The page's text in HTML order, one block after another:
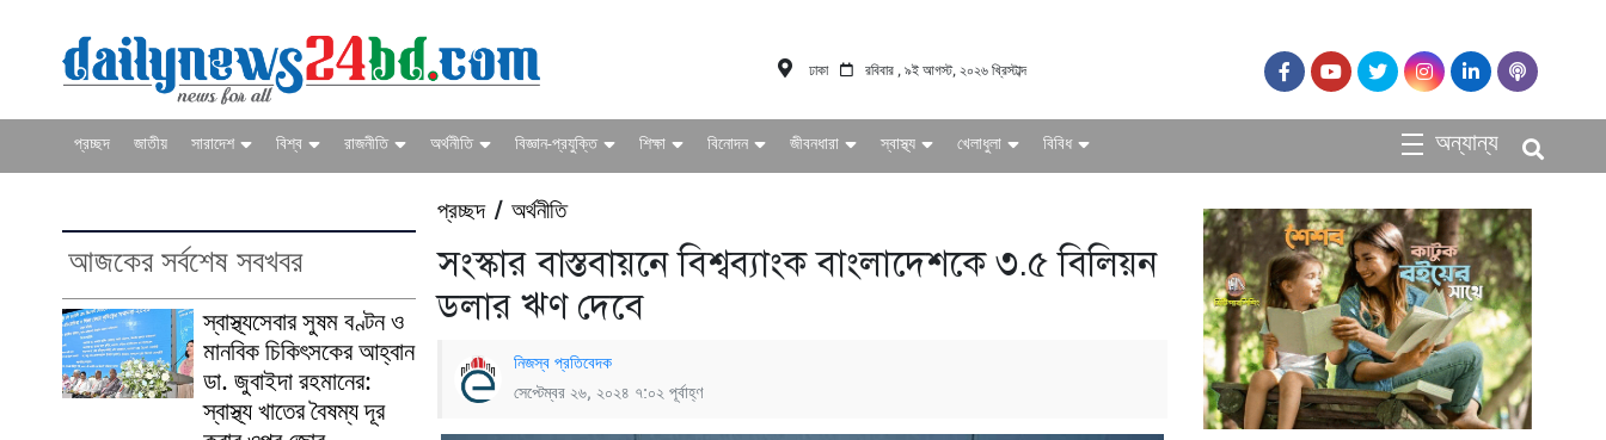
ঢাকা রবিবার , ৯ই আগস্ট, ২০২৬ খ্রিস্টাব্দ
প্রচ্ছদ জাতীয় সারাদেশ বিশ্ব রাজনীতি অর্থনীতি বিজ্ঞান-প্রযুক্তি শিক্ষা বিনোদন জীবনধারা স্বাস্থ্য খেলাধুলা বিবিধ অন্যান্য
আজকের সর্বশেষ সবখবর
স্বাস্থ্যসেবার সুষম বণ্টন ও
মানবিক চিকিৎসকের আহ্বান
ডা. জুবাইদা রহমানের:
স্বাস্থ্য খাতের বৈষম্য দূর
প্রচ্ছদ/অর্থনীতি
সংস্কার বাস্তবায়নে বিশ্বব্যাংক বাংলাদেশকে ৩.৫ বিলিয়ন
ডলার ঋণ দেবে
নিজস্ব প্রতিবেদক
সেপ্টেম্বর ২৬, ২০২৪ ৭:০২ পূর্বাহ্ণ